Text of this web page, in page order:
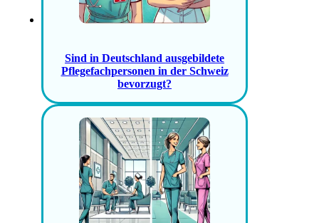
Sind in Deutschland ausgebildete
Pflegefachpersonen in der Schweiz
bevorzugt?